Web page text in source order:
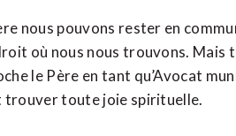
nous pouvons rester en
où nous nous trouvons. Mais
le Père en tant qu’Avocat
trouver toute joie spirituelle.